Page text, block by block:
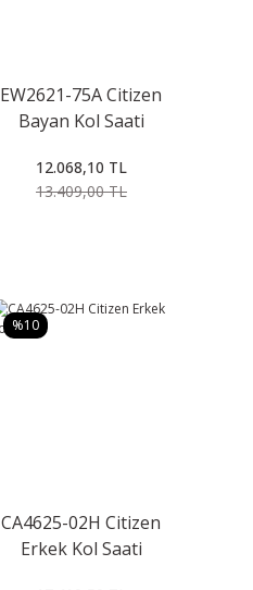
EW2621-75A Citizen
Bayan Kol Saati
12.068,10 TL
13.409,00 TL
%10
CA4625-02H Citizen
Erkek Kol Saati